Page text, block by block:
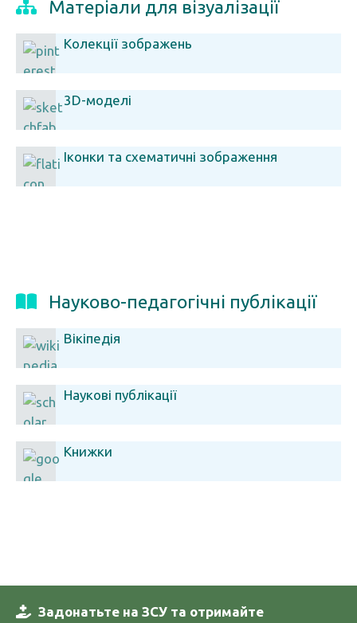
Матеріали для візуалізації
Колекції зображень
3D-моделі
Іконки та схематичні зображення
Науково-педагогічні публікації
Вікіпедія
Наукові публікації
Книжки
Задонатьте на ЗСУ та отримайте